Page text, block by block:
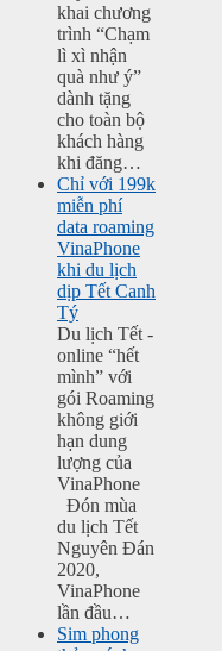
khai chương
trình “Chạm
lì xì nhận
quà như ý”
dành tặng
cho toàn bộ
khách hàng
khi đăng…
Chỉ với 199k
miễn phí
data roaming
VinaPhone
khi du lịch
dịp Tết Canh
Tý
Du lịch Tết -
online “hết
mình” với
gói Roaming
không giới
hạn dung
lượng của
VinaPhone
Đón mùa
du lịch Tết
Nguyên Đán
2020,
VinaPhone
lần đầu…
Sim phong